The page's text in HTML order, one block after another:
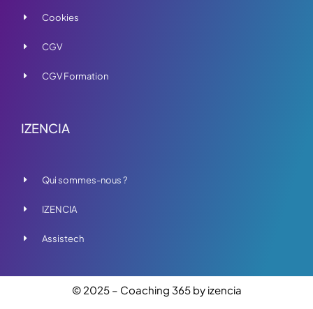
Cookies
CGV
CGV Formation
IZENCIA
Qui sommes-nous ?
IZENCIA
Assistech
© 2025 – Coaching 365 by izencia